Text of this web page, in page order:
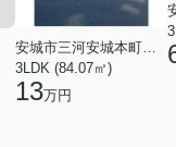
安城市三河安城本町２丁目
3LDK (84.07㎡)
13万円